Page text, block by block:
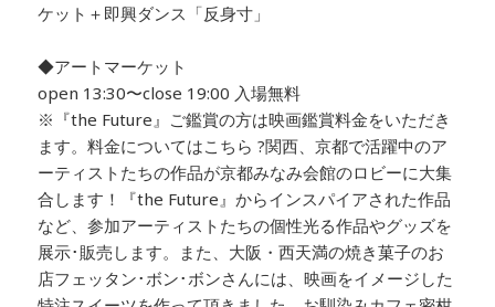
ケット＋即興ダンス「反身寸」
◆アートマーケット
open 13:30〜close 19:00 入場無料
※『the Future』ご鑑賞の方は映画鑑賞料金をいただき
ます。料金についてはこちら ?関西、京都で活躍中のア
ーティストたちの作品が京都みなみ会館のロビーに大集
合します！『the Future』からインスパイアされた作品
など、参加アーティストたちの個性光る作品やグッズを
展示･販売します。また、大阪・西天満の焼き菓子のお
店フェッタン･ボン･ボンさんには、映画をイメージした